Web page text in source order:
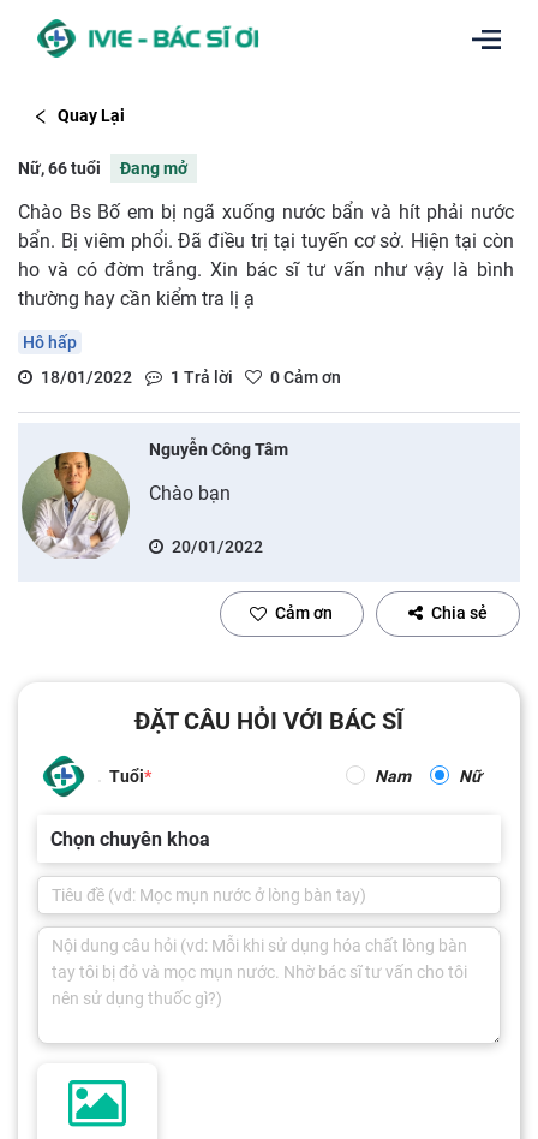
Quay Lại
Nữ, 66 tuổi Đang mở
Chào Bs Bố em bị ngã xuống nước bẩn và hít phải nước
bẩn. Bị viêm phổi. Đã điều trị tại tuyến cơ sở. Hiện tại còn
ho và có đờm trắng. Xin bác sĩ tư vấn như vậy là bình
thường hay cần kiểm tra lị ạ
Hô hấp
18/01/2022
1 Trả lời 0Cảm ơn
Nguyễn Công Tâm
Chào bạn
20/01/2022
Cảm ơn Chia sẻ
ĐẶT CÂU HỎI VỚI BÁC SĨ
Tuổi Nam Nữ
Chọn chuyên khoa